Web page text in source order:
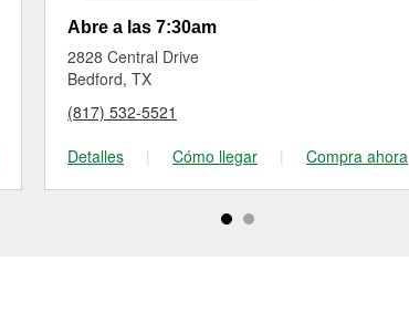
Abre a las 7:30am
2828 Central Drive
Bedford, TX
(817) 532-5521
Detalles
| Cómo llegar | Compra ahora